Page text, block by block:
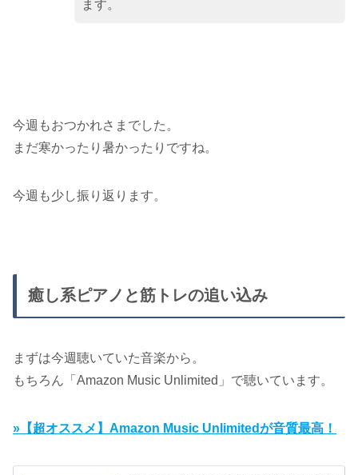
ます。
今週もおつかれさまでした。
まだ寒かったり暑かったりですね。
今週も少し振り返ります。
癒し系ピアノと筋トレの追い込み
まずは今週聴いていた音楽から。
もちろん「Amazon Music Unlimited」で聴いています。
»【超オススメ】Amazon Music Unlimitedが音質最高！